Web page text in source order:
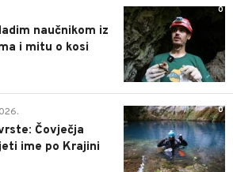
0
naučnikom iz
i mitu o kosi
0
Čovječja
ime po Krajini